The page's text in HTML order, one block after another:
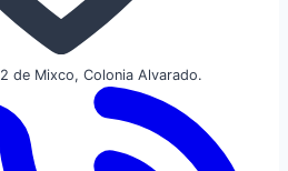
de Mixco, Colonia Alvarado.